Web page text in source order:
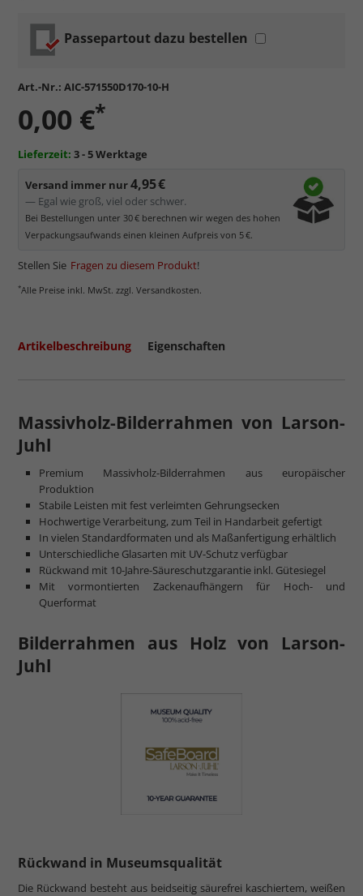
Passepartout dazu bestellen
Art.-Nr.: AIC-571550D170-10-H
0,00 €*
Lieferzeit: 3 - 5 Werktage
Versand immer nur4,95 €
— Egal wie groß, viel oder schwer.
Bei Bestellungen unter 30 € berechnen wir wegen des hohen
Verpackungsaufwands einen kleinen Aufpreis von 5 €.
Stellen Sie Fragen zu diesem Produkt!
*Alle Preise inkl. MwSt. zzgl. Versandkosten.
Artikelbeschreibung Eigenschaften
Massivholz-Bilderrahmen von Larson-
Juhl
Premium Massivholz-Bilderrahmen aus europäischer
Produktion
Stabile Leisten mit fest verleimten Gehrungsecken
Hochwertige Verarbeitung, zum Teil in Handarbeit gefertigt
In vielen Standardformaten und als Maßanfertigung erhältlich
Unterschiedliche Glasarten mit UV-Schutz verfügbar
Rückwand mit 10-Jahre-Säureschutzgarantie inkl. Gütesiegel
Mit vormontierten Zackenaufhängern für Hoch- und
Querformat
Bilderrahmen aus Holz von Larson-
Juhl
Rückwand in Museumsqualität
Die Rückwand besteht aus beidseitig säurefrei kaschiertem, weißen